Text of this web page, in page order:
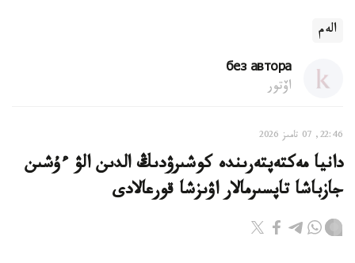
الەم
без автора
اۆتور
22:46, 07 تامىز 2026
دانيا مەكتەپتەرىندە كوشىرۋدىڭ الدىن الۋ ءۇشىن
جازباشا تاپسىرمالار اۋىزشا قورعالادى